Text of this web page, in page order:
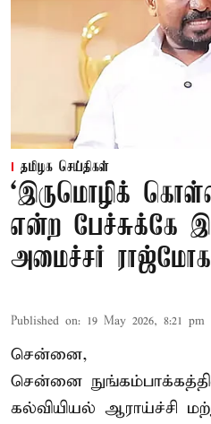
தமிழக செய்திகள்
‘இருமொழிக்
என்ற பேச்சுக்கே
அமைச்சர்
Published on: 19 May 2026, 8:21 pm
சென்னை,
சென்னை
கல்வியியல் ஆராய்ச்சி